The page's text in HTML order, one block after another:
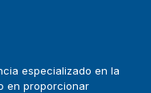
especializado en la
en proporcionar